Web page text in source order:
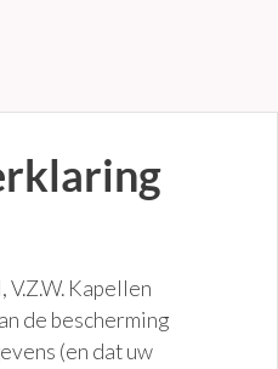
Kapellen
de bescherming
(en dat uw